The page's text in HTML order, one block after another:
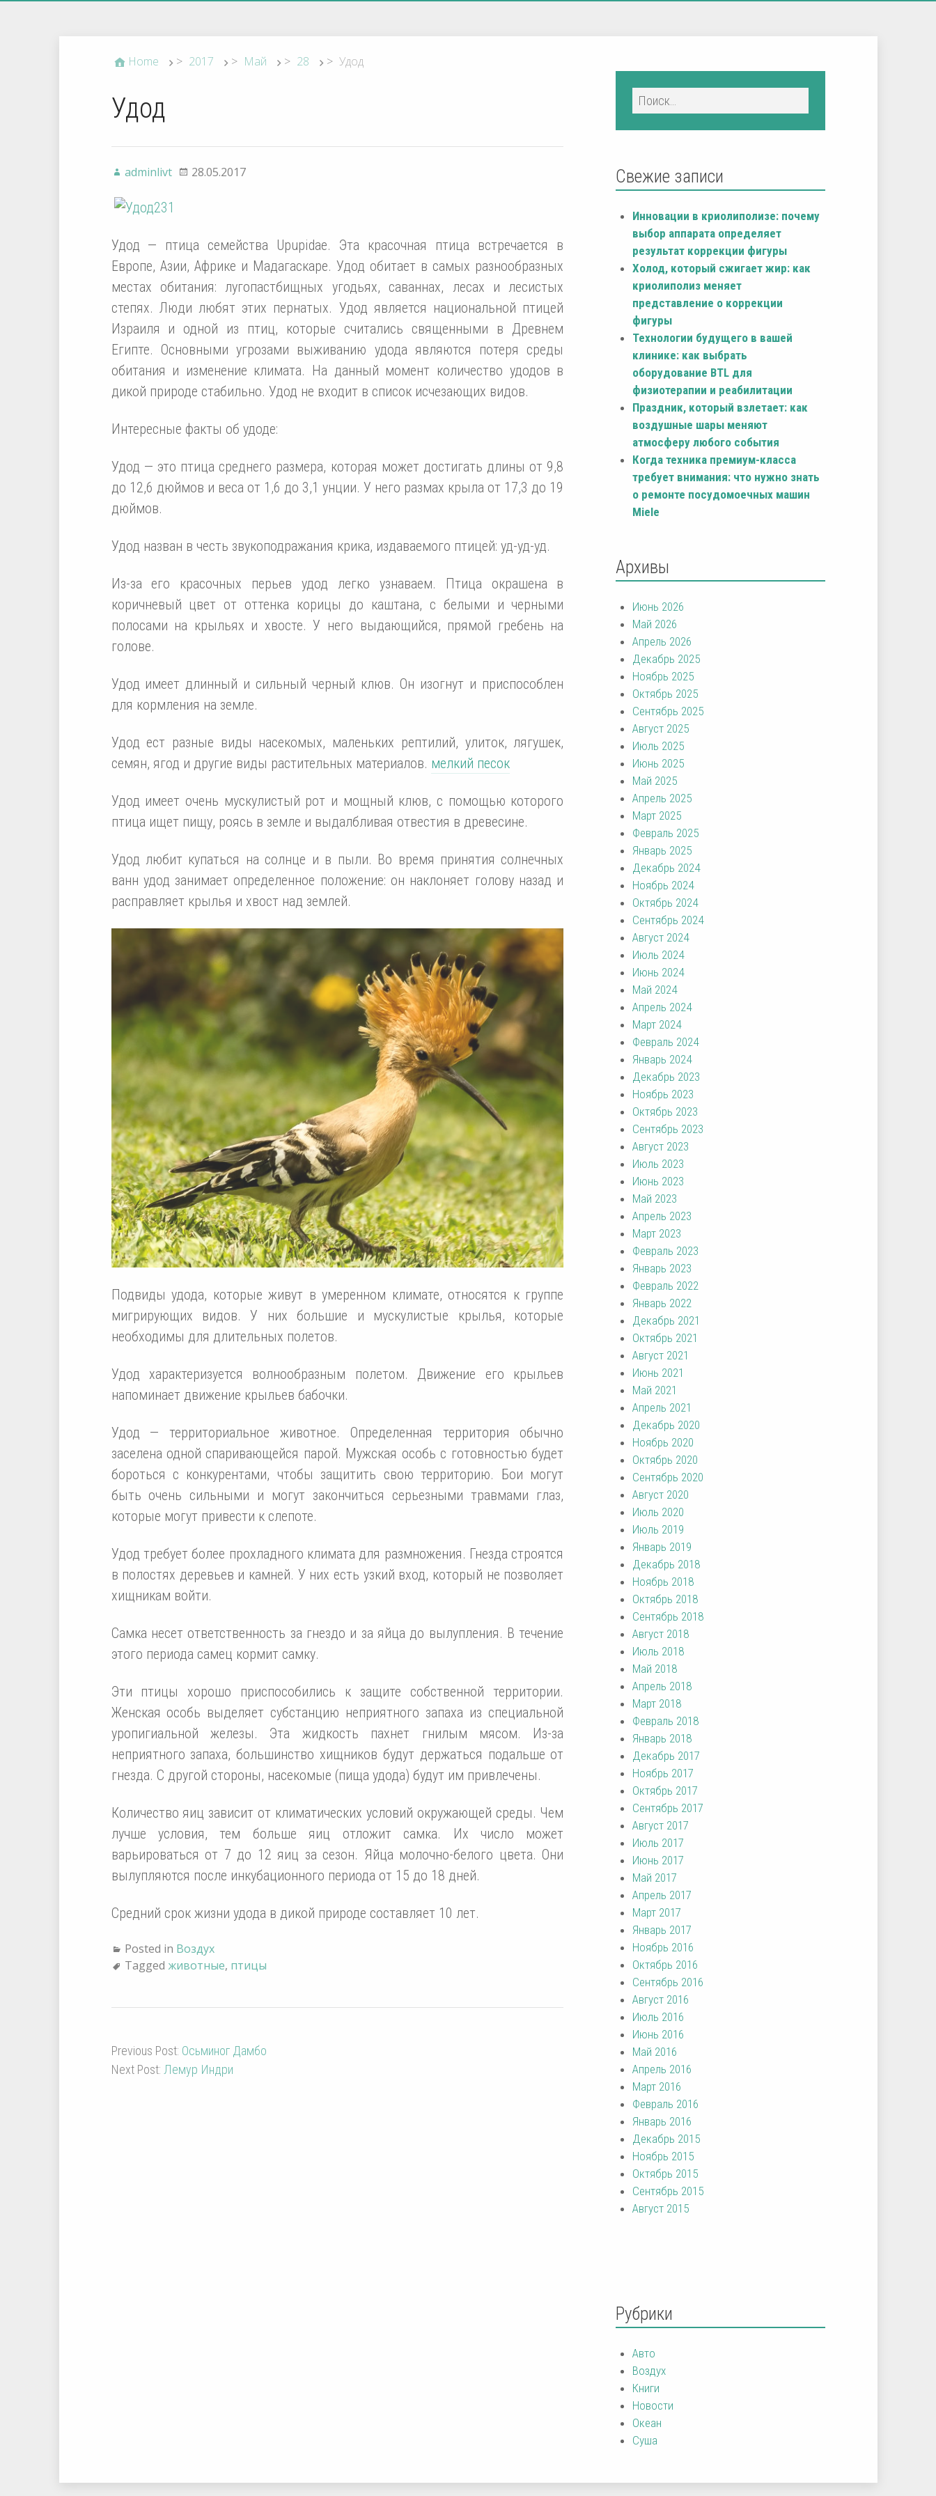
Home > 2017 > Май > 28 > Удод
Удод
adminlivt 28.05.2017
Удод — птица семейства Upupidae. Эта красочная птица встречается в
Европе, Азии, Африке и Мадагаскаре. Удод обитает в самых разнообразных
местах обитания: лугопастбищных угодьях, саваннах, лесах и лесистых
степях. Люди любят этих пернатых. Удод является национальной птицей
Израиля и одной из птиц, которые считались священными в Древнем
Египте. Основными угрозами выживанию удода являются потеря среды
обитания и изменение климата. На данный момент количество удодов в
дикой природе стабильно. Удод не входит в список исчезающих видов.
Интересные факты об удоде:
Удод — это птица среднего размера, которая может достигать длины от 9,8
до 12,6 дюймов и веса от 1,6 до 3,1 унции. У него размах крыла от 17,3 до 19
дюймов.
Удод назван в честь звукоподражания крика, издаваемого птицей: уд-уд-уд.
Из-за его красочных перьев удод легко узнаваем. Птица окрашена в
коричневый цвет от оттенка корицы до каштана, с белыми и черными
полосами на крыльях и хвосте. У него выдающийся, прямой гребень на
голове.
Удод имеет длинный и сильный черный клюв. Он изогнут и приспособлен
для кормления на земле.
Удод ест разные виды насекомых, маленьких рептилий, улиток, лягушек,
семян, ягод и другие виды растительных материалов. мелкий песок
Удод имеет очень мускулистый рот и мощный клюв, с помощью которого
птица ищет пищу, роясь в земле и выдалбливая отвестия в древесине.
Удод любит купаться на солнце и в пыли. Во время принятия солнечных
ванн удод занимает определенное положение: он наклоняет голову назад и
расправляет крылья и хвост над землей.
Подвиды удода, которые живут в умеренном климате, относятся к группе
мигрирующих видов. У них большие и мускулистые крылья, которые
необходимы для длительных полетов.
Удод характеризуется волнообразным полетом. Движение его крыльев
напоминает движение крыльев бабочки.
Удод — территориальное животное. Определенная территория обычно
заселена одной спаривающейся парой. Мужская особь с готовностью будет
бороться с конкурентами, чтобы защитить свою территорию. Бои могут
быть очень сильными и могут закончиться серьезными травмами глаз,
которые могут привести к слепоте.
Удод требует более прохладного климата для размножения. Гнезда строятся
в полостях деревьев и камней. У них есть узкий вход, который не позволяет
хищникам войти.
Самка несет ответственность за гнездо и за яйца до вылупления. В течение
этого периода самец кормит самку.
Эти птицы хорошо приспособились к защите собственной территории.
Женская особь выделяет субстанцию неприятного запаха из специальной
уропигиальной железы. Эта жидкость пахнет гнилым мясом. Из-за
неприятного запаха, большинство хищников будут держаться подальше от
гнезда. С другой стороны, насекомые (пища удода) будут им привлечены.
Количество яиц зависит от климатических условий окружающей среды. Чем
лучше условия, тем больше яиц отложит самка. Их число может
варьироваться от 7 до 12 яиц за сезон. Яйца молочно-белого цвета. Они
вылупляются после инкубационного периода от 15 до 18 дней.
Средний срок жизни удода в дикой природе составляет 10 лет.
Posted in Воздух
Tagged животные, птицы
Previous Post: Осьминог Дамбо
Next Post: Лемур Индри
Свежие записи
Инновации в криолиполизе: почему
выбор аппарата определяет
результат коррекции фигуры
Холод, который сжигает жир: как
криолиполиз меняет
представление о коррекции
фигуры
Технологии будущего в вашей
клинике: как выбрать
оборудование BTL для
физиотерапии и реабилитации
Праздник, который взлетает: как
воздушные шары меняют
атмосферу любого события
Когда техника премиум-класса
требует внимания: что нужно знать
о ремонте посудомоечных машин
Miele
Архивы
Июнь 2026
Май 2026
Апрель 2026
Декабрь 2025
Ноябрь 2025
Октябрь 2025
Сентябрь 2025
Август 2025
Июль 2025
Июнь 2025
Май 2025
Апрель 2025
Март 2025
Февраль 2025
Январь 2025
Декабрь 2024
Ноябрь 2024
Октябрь 2024
Сентябрь 2024
Август 2024
Июль 2024
Июнь 2024
Май 2024
Апрель 2024
Март 2024
Февраль 2024
Январь 2024
Декабрь 2023
Ноябрь 2023
Октябрь 2023
Сентябрь 2023
Август 2023
Июль 2023
Июнь 2023
Май 2023
Апрель 2023
Март 2023
Февраль 2023
Январь 2023
Февраль 2022
Январь 2022
Декабрь 2021
Октябрь 2021
Август 2021
Июнь 2021
Май 2021
Апрель 2021
Декабрь 2020
Ноябрь 2020
Октябрь 2020
Сентябрь 2020
Август 2020
Июль 2020
Июль 2019
Январь 2019
Декабрь 2018
Ноябрь 2018
Октябрь 2018
Сентябрь 2018
Август 2018
Июль 2018
Май 2018
Апрель 2018
Март 2018
Февраль 2018
Январь 2018
Декабрь 2017
Ноябрь 2017
Октябрь 2017
Сентябрь 2017
Август 2017
Июль 2017
Июнь 2017
Май 2017
Апрель 2017
Март 2017
Январь 2017
Ноябрь 2016
Октябрь 2016
Сентябрь 2016
Август 2016
Июль 2016
Июнь 2016
Май 2016
Апрель 2016
Март 2016
Февраль 2016
Январь 2016
Декабрь 2015
Ноябрь 2015
Октябрь 2015
Сентябрь 2015
Август 2015
Рубрики
Авто
Воздух
Книги
Новости
Океан
Суша